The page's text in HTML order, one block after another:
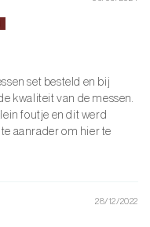
set besteld en bij
kwaliteit van de messen.
foutje en dit werd
aanrader om hier te
28/12/2022